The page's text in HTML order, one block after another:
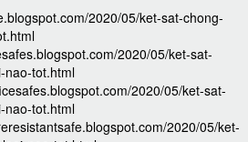
2020/05/ket-sat-chong-
2020/05/ket-sat-
nao-tot.html
2020/05/ket-sat-
nao-tot.html
2020/05/ket-